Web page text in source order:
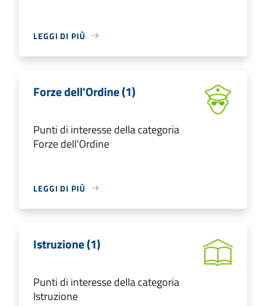
LEGGI DI PIÙ
Forze dell'Ordine (1)
Punti di interesse della categoria
Forze dell'Ordine
LEGGI DI PIÙ
Istruzione (1)
Punti di interesse della categoria
Istruzione